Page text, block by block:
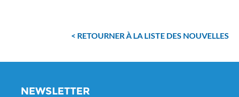
RETOURNER À LA LISTE DES NOUVELLES
NEWSLETTER